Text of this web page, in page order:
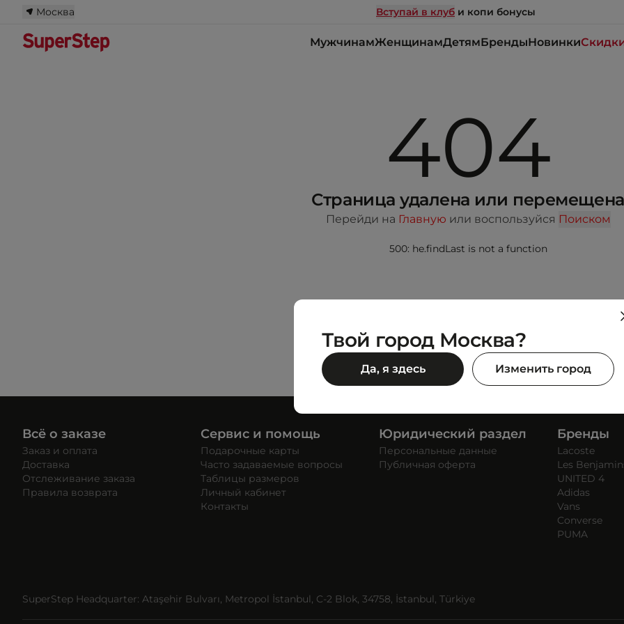
Москва Вступай в клуб и копи бонусы
МужчинамЖенщинамДетямБрендыНовинки
404
Страница удалена или перемещена
Перейди на Главную или воспользуйся Поиском
500: he.findLast is not a function
Всё о заказе
Заказ и оплата
Доставка
Отслеживание заказа
Правила возврата
Сервис и помощь
Подарочные карты
Часто задаваемые вопросы
Таблицы размеров
Личный кабинет
Контакты
Юридический раздел
Персональные данные
Публичная оферта
Бренды
Lacoste
Les
UNITED 4
Adidas
Vans
Converse
PUMA
SuperStep Headquarter: Ataşehir Bulvarı, Metropol İstanbul, C-2 Blok, 34758, İstanbul, Türkiye
Твой город Москва?
Да, я здесь Изменить город